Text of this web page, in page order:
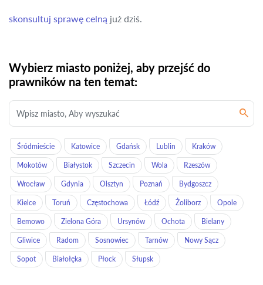
skonsultuj sprawę celną już dziś.
Wybierz miasto poniżej, aby przejść do
prawników na ten temat:
Śródmieście Katowice Gdańsk Lublin Kraków
Mokotów Białystok Szczecin Wola Rzeszów
Wrocław Gdynia Olsztyn Poznań Bydgoszcz
Kielce Toruń Częstochowa Łódź Żoliborz Opole
Bemowo Zielona Góra Ursynów Ochota Bielany
Gliwice Radom Sosnowiec Tarnów Nowy Sącz
Sopot Białołęka Płock Słupsk